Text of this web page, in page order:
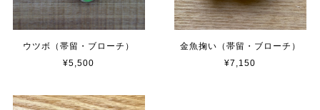
ウツボ（帯留・ブローチ）
¥5,500
金魚掬い（帯留・ブローチ）
¥7,150